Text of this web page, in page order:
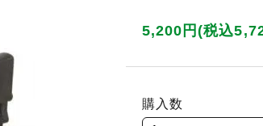
5,200円(税込
購入数